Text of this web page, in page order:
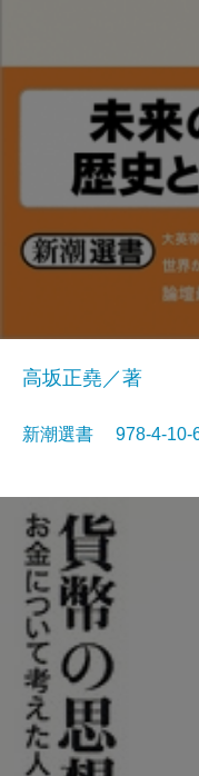
高坂正堯／著
新潮選書 978-4-